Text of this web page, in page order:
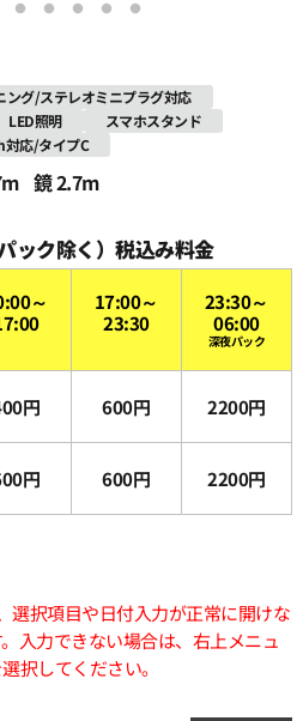
グ/ステレオミニプラグ対応
LED照明
スマホスタンド
応/タイプC
鏡 2.7m
ック除く）税込み料金
～
17:00～
23:30
23:30～
06:00
深夜パック
円 600円 2200円
円 600円 2200円
選択項目や日付入力が正常に開けな
入力できない場合は、右上メニュ
択してください。